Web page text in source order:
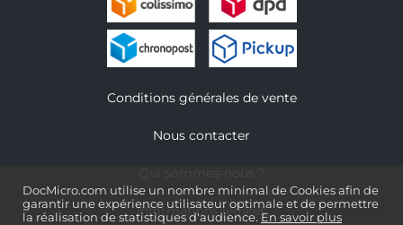
DocMicro.com utilise un nombre minimal de Cookies afin de
garantir une expérience utilisateur optimale et de permettre
la réalisation de statistiques d'audience. En savoir plus
Conditions générales de vente
Nous contacter
Informations légales